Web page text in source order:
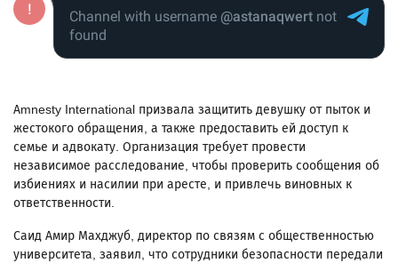
Amnesty International призвала защитить девушку от пыток и
жестокого обращения, а также предоставить ей доступ к
семье и адвокату. Организация требует провести
независимое расследование, чтобы проверить сообщения об
избиениях и насилии при аресте, и привлечь виновных к
ответственности.
Саид Амир Махджуб, директор по связям с общественностью
университета, заявил, что сотрудники безопасности передали